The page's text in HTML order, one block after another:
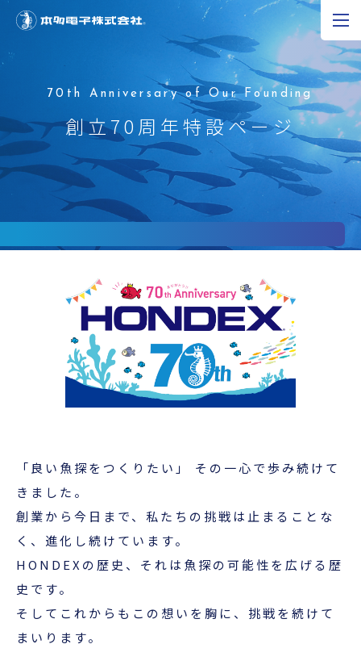
EN
お問い合わせ
超音波の可能性
製品情報
研究開発
超音波科学館
創立70周年特設ページ
「良い魚探をつくりたい」 その一心で歩み続けて
きました。
創業から今日まで、私たちの挑戦は止まることな
く、進化し続けています。
HONDEXの歴史、それは魚探の可能性を広げる歴
史です。
そしてこれからもこの想いを胸に、挑戦を続けて
まいります。